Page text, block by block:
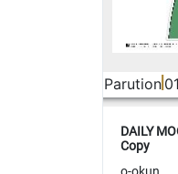
Parution
DAILY
Copy
o-okun